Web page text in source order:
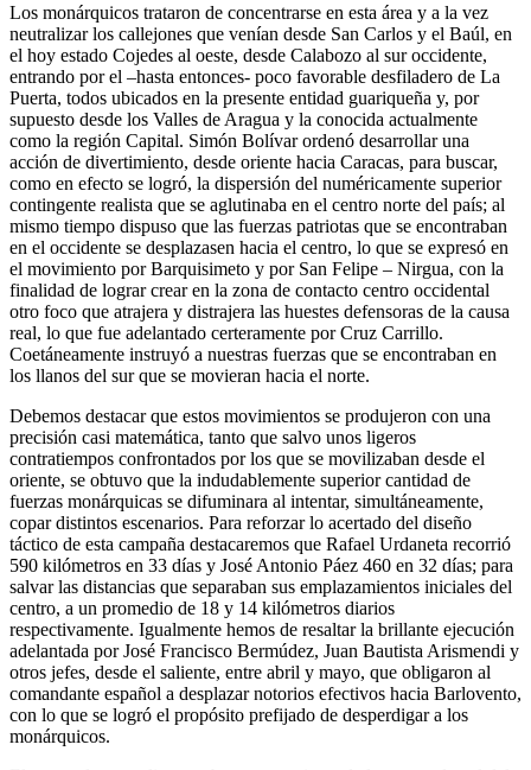
Los monárquicos trataron de concentrarse en esta área y a la vez
neutralizar los callejones que venían desde San Carlos y el Baúl, en
el hoy estado Cojedes al oeste, desde Calabozo al sur occidente,
entrando por el –hasta entonces- poco favorable desfiladero de La
Puerta, todos ubicados en la presente entidad guariqueña y, por
supuesto desde los Valles de Aragua y la conocida actualmente
como la región Capital. Simón Bolívar ordenó desarrollar una
acción de divertimiento, desde oriente hacia Caracas, para buscar,
como en efecto se logró, la dispersión del numéricamente superior
contingente realista que se aglutinaba en el centro norte del país; al
mismo tiempo dispuso que las fuerzas patriotas que se encontraban
en el occidente se desplazasen hacia el centro, lo que se expresó en
el movimiento por Barquisimeto y por San Felipe – Nirgua, con la
finalidad de lograr crear en la zona de contacto centro occidental
otro foco que atrajera y distrajera las huestes defensoras de la causa
real, lo que fue adelantado certeramente por Cruz Carrillo.
Coetáneamente instruyó a nuestras fuerzas que se encontraban en
los llanos del sur que se movieran hacia el norte.
Debemos destacar que estos movimientos se produjeron con una
precisión casi matemática, tanto que salvo unos ligeros
contratiempos confrontados por los que se movilizaban desde el
oriente, se obtuvo que la indudablemente superior cantidad de
fuerzas monárquicas se difuminara al intentar, simultáneamente,
copar distintos escenarios. Para reforzar lo acertado del diseño
táctico de esta campaña destacaremos que Rafael Urdaneta recorrió
590 kilómetros en 33 días y José Antonio Páez 460 en 32 días; para
salvar las distancias que separaban sus emplazamientos iniciales del
centro, a un promedio de 18 y 14 kilómetros diarios
respectivamente. Igualmente hemos de resaltar la brillante ejecución
adelantada por José Francisco Bermúdez, Juan Bautista Arismendi y
otros jefes, desde el saliente, entre abril y mayo, que obligaron al
comandante español a desplazar notorios efectivos hacia Barlovento,
con lo que se logró el propósito prefijado de desperdigar a los
monárquicos.